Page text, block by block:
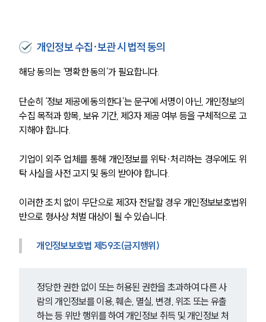
개인정보 수집·보관 시 법적 동의
해당 동의는 ‘명확한 동의’가 필요합니다.
단순히 ‘정보 제공에 동의한다’는 문구에 서명이 아닌, 개인정보의
수집 목적과 항목, 보유 기간, 제3자 제공 여부 등을 구체적으로 고
지해야 합니다.
기업이 외주 업체를 통해 개인정보를 위탁·처리하는 경우에도 위
탁 사실을 사전 고지 및 동의 받아야 합니다.
이러한 조치 없이 무단으로 제3자 전달할 경우 개인정보보호법위
반으로 형사상 처벌 대상이 될 수 있습니다.
개인정보보호법 제59조(금지행위)
정당한 권한 없이 또는 허용된 권한을 초과하여 다른 사
람의 개인정보를 이용, 훼손, 멸실, 변경, 위조 또는 유출
하는 등 위반 행위를 하여 개인정보 취득 및 개인정보 처